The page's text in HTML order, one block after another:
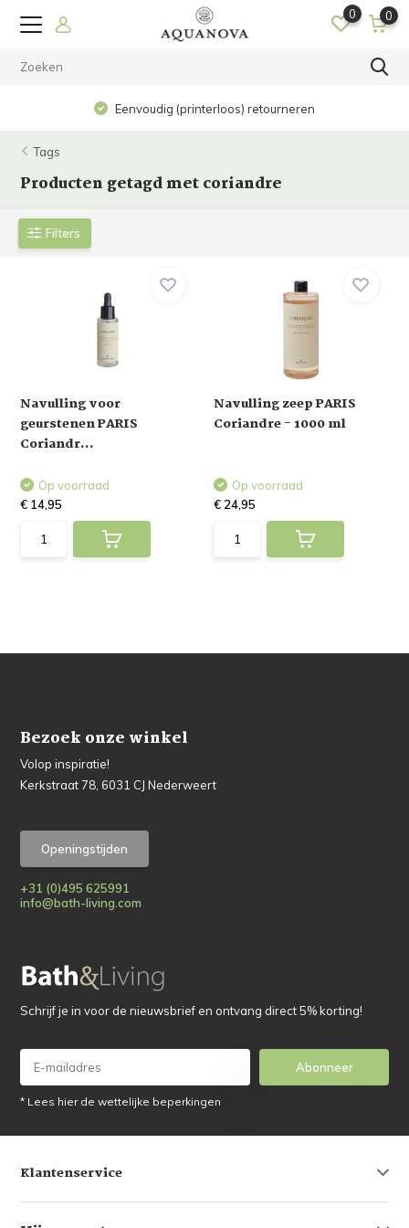
0 0
Eenvoudig (printerloos) retourneren
Tags
Producten getagd met coriandre
Filters
Navulling voor
geurstenen PARIS
Coriandr...
Op voorraad
€ 14,95
Navulling zeep PARIS
Coriandre - 1000 ml
Op voorraad
€ 24,95
Bezoek onze winkel
Volop inspiratie!
Kerkstraat 78, 6031 CJ Nederweert
Openingstijden
+31 (0)495 625991
info@bath-living.com
Schrijf je in voor de nieuwsbrief en ontvang direct 5% korting!
Abonneer
* Lees hier de wettelijke beperkingen
Klantenservice